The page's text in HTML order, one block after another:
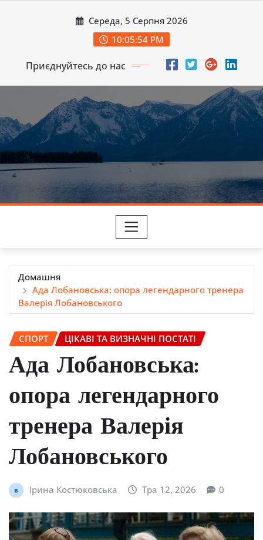
Середа, 5 Серпня 2026
10:05:55 PM
Приєднуйтесь до нас
Домашня
Ада Лобановська: опора легендарного тренера
Валерія Лобановського
СПОРТ ЦІКАВІ ТА ВИЗНАЧНІ ПОСТАТІ
Ада Лобановська:
опора легендарного
тренера Валерія
Лобановського
Ірина Костюковська Тра 12, 2026 0